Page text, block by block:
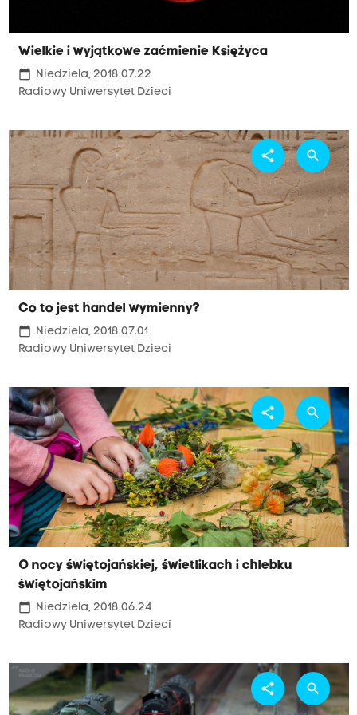
Wielkie i wyjątkowe zaćmienie Księżyca
calendar_today Niedziela, 2018.07.22
Radiowy Uniwersytet Dzieci
Co to jest handel wymienny?
calendar_today Niedziela, 2018.07.01
Radiowy Uniwersytet Dzieci
share search
O nocy świętojańskiej, świetlikach i chlebku
świętojańskim
calendar_today Niedziela, 2018.06.24
Radiowy Uniwersytet Dzieci
share search
share search